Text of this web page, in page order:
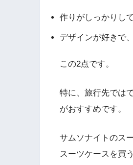
作りがしっかりし
デザインが好きで
この2点です。
特に、旅行先では
がおすすめです。
サムソナイトのス
スーツケースを買